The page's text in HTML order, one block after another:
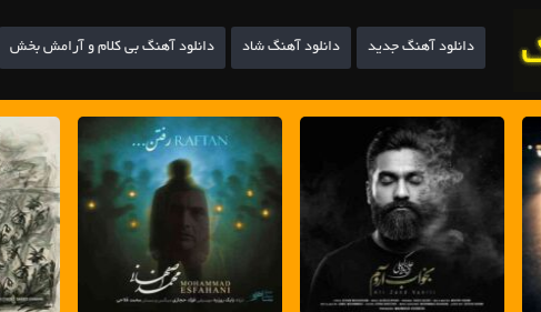
دانلود آهنگ جدید دانلود آهنگ شاد دانلود آهنگ بی کلام و آرامش بخش